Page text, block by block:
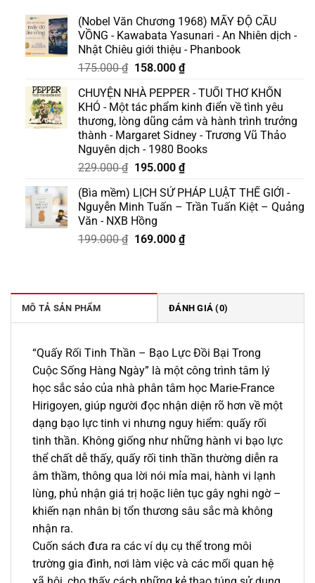
(Nobel Văn Chương 1968) MẤY ĐỘ CẦU
VỒNG - Kawabata Yasunari - An Nhiên dịch -
Nhật Chiêu giới thiệu - Phanbook
175.000₫ Giá
là:
175.000 ₫.
158.000 ₫Giá
tại
là:
158.000 ₫.
CHUYỆN NHÀ PEPPER - TUỔI THƠ KHỐN
KHÓ - Một tác phẩm kinh điển về tình yêu
thương, lòng dũng cảm và hành trình trưởng
thành - Margaret Sidney - Trương Vũ Thảo
Nguyên dịch - 1980 Books
229.000₫ Giá
là:
229.000 ₫.
195.000 ₫Giá
tại
là:
(Bìa mềm) LỊCH SỬ PHÁP LUẬT THẾ GIỚI -
Nguyễn Minh Tuấn – Trần Tuấn Kiệt – Quảng
Văn - NXB Hồng
199.000₫ Giá
169.000 ₫Giá
169.000 ₫.
MÔ TẢ SẢN PHẨM ĐÁNH GIÁ (0)
“Quấy Rối Tinh Thần – Bạo Lực Đồi Bại Trong
Cuộc Sống Hàng Ngày” là một công trình tâm lý
học sắc sảo của nhà phân tâm học Marie-France
Hirigoyen, giúp người đọc nhận diện rõ hơn về một
dạng bạo lực tinh vi nhưng nguy hiểm: quấy rối
tinh thần. Không giống như những hành vi bạo lực
thể chất dễ thấy, quấy rối tinh thần thường diễn ra
âm thầm, thông qua lời nói mỉa mai, hành vi lạnh
lùng, phủ nhận giá trị hoặc liên tục gây nghi ngờ –
khiến nạn nhân bị tổn thương sâu sắc mà không
nhận ra.
Cuốn sách đưa ra các ví dụ cụ thể trong môi
trường gia đình, nơi làm việc và các mối quan hệ